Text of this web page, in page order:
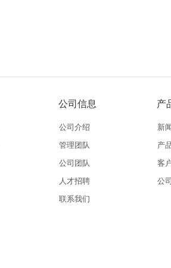
公司信息
公司介绍
管理团队
公司团队
人才招聘
联系我们
产
新
产
客
公